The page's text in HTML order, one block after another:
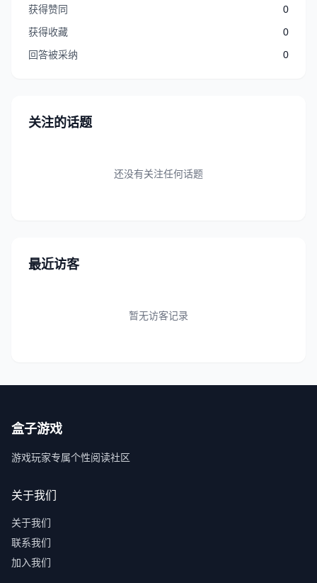
获得赞同
0
获得收藏
0
回答被采纳
0
关注的话题
还没有关注任何话题
最近访客
暂无访客记录
盒子游戏
游戏玩家专属个性阅读社区
关于我们
关于我们
联系我们
加入我们